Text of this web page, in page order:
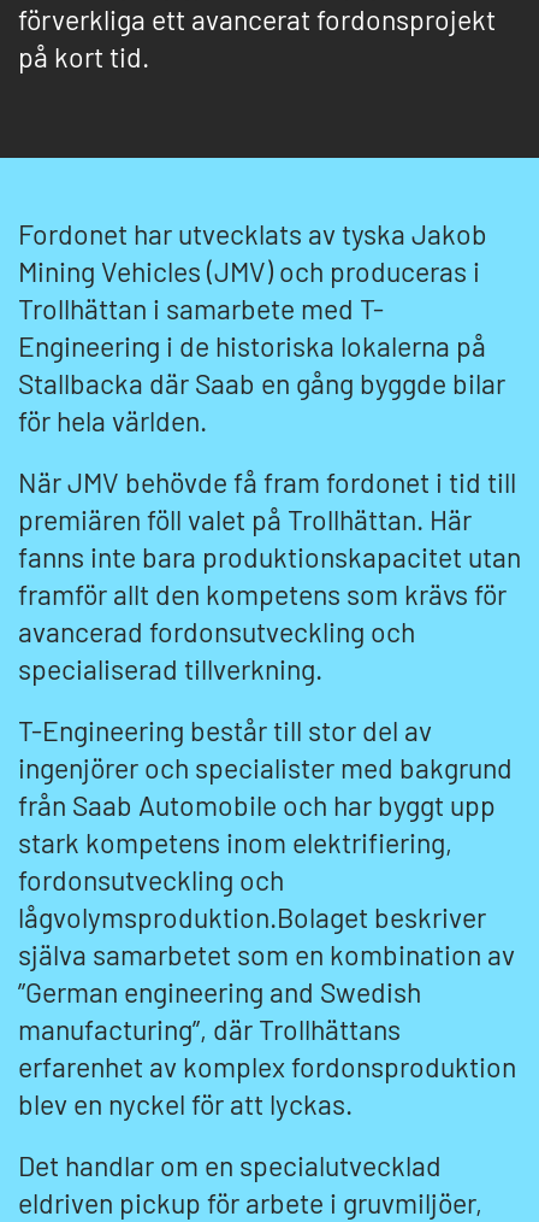
förverkliga ett avancerat fordonsprojekt
på kort tid.
Fordonet har utvecklats av tyska Jakob
Mining Vehicles (JMV) och produceras i
Trollhättan i samarbete med T-
Engineering i de historiska lokalerna på
Stallbacka där Saab en gång byggde bilar
för hela världen.
När JMV behövde få fram fordonet i tid till
premiären föll valet på Trollhättan. Här
fanns inte bara produktionskapacitet utan
framför allt den kompetens som krävs för
avancerad fordonsutveckling och
specialiserad tillverkning.
T-Engineering består till stor del av
ingenjörer och specialister med bakgrund
från Saab Automobile och har byggt upp
stark kompetens inom elektrifiering,
fordonsutveckling och
lågvolymsproduktion.Bolaget beskriver
själva samarbetet som en kombination av
”German engineering and Swedish
manufacturing”, där Trollhättans
erfarenhet av komplex fordonsproduktion
blev en nyckel för att lyckas.
Det handlar om en specialutvecklad
eldriven pickup för arbete i gruvmiljöer,